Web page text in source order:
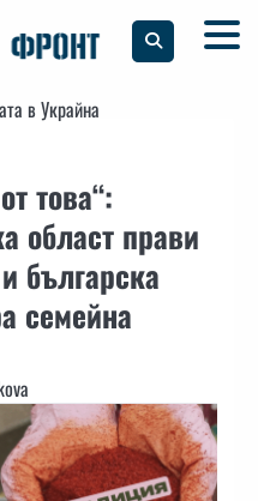
в Украйна
това“:
област прави
българска
семейна